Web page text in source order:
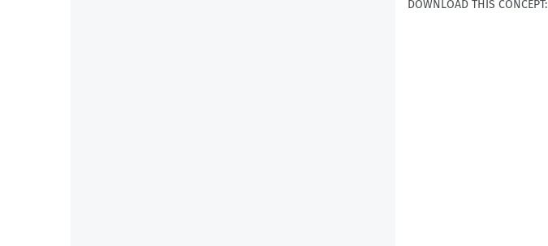
DOWNLOAD THIS CONCEPT: